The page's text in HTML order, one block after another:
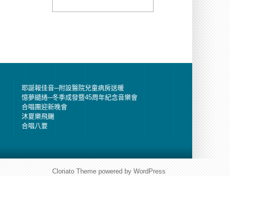
耶誕報佳音─附設醫院兒童病房送暖
憶夢繾綣─冬季成發暨45周年紀念音樂會
合唱團迎新晚會
沐夏樂飛颺
合唱八要
Cloriato Themepowered by WordPress